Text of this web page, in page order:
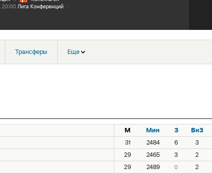
20:00 Лига Конференций |
Трансферы Еще
М Мин З ВнЗ
31 2484 6 3
29 2465 3 2
29 2489 0 2